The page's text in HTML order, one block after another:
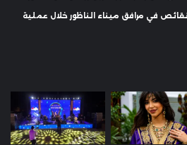
في مرافق ميناء الناظور خلال عملية